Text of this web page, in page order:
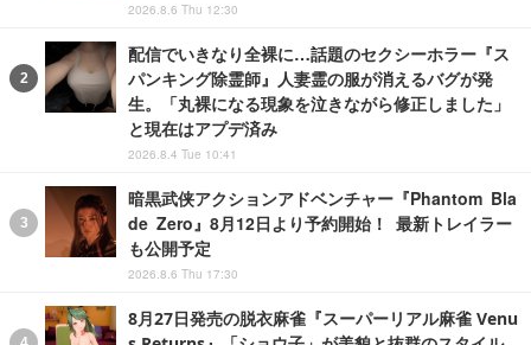
2026.8.6 Thu 12:30
配信でいきなり全裸に…話題のセクシーホラー『ス
パンキング除霊師』人妻霊の服が消えるバグが発
生。「丸裸になる現象を泣きながら修正しました」
と現在はアプデ済み
2026.8.4 Tue 10:41
暗黒武侠アクションアドベンチャー『Phantom Bla
de Zero』8月12日より予約開始！ 最新トレイラー
も公開予定
2026.8.6 Thu 17:30
8月27日発売の脱衣麻雀『スーパーリアル麻雀 Venu